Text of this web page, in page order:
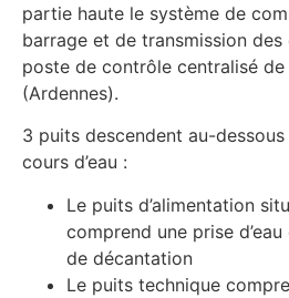
partie haute le système de
barrage et de transmission des
poste de contrôle centralisé de
(Ardennes).
3 puits descendent au-
cours d’eau :
Le puits d’alimentation
comprend une prise
de décantation
Le puits technique